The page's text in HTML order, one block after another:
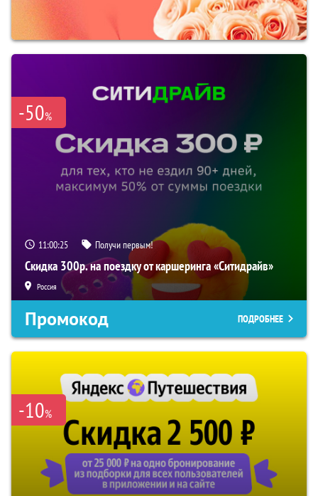
-50%
11:00:24 Получи первым!
Скидка 300р. на поездку от каршеринга «Ситидрайв»
Россия
Промокод ПОДРОБНЕЕ
-10%